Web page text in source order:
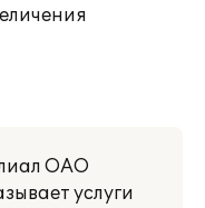
ОАО
услуги